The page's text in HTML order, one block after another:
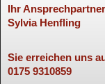
Ihr
Sylvia Henfling
Sie erreichen uns
0175 9310859